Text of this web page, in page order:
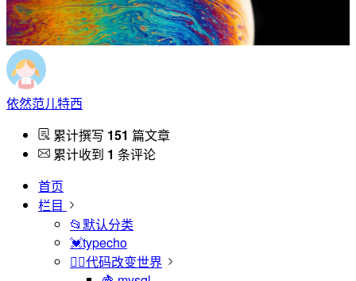
依然范儿特西
累计撰写 151 篇文章
累计收到 1 条评论
首页
栏目
📂默认分类
💓typecho
🏳️‍🌈代码改变世界